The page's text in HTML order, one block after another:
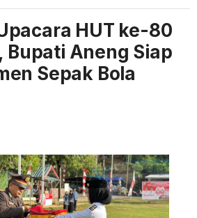
HUT ke-80
Bupati Aneng Siap
Sepak Bola